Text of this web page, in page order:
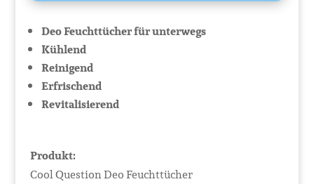
Deo Feuchttücher für unterwegs
Kühlend
Reinigend
Erfrischend
Revitalisierend
Produkt:
Cool Question Deo Feuchttücher